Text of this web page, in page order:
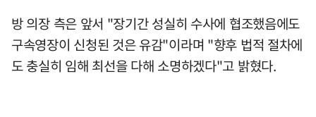
방 의장 측은 앞서 "장기간 성실히 수사에 협조했음에도
구속영장이 신청된 것은 유감"이라며 "향후 법적 절차에
도 충실히 임해 최선을 다해 소명하겠다"고 밝혔다.